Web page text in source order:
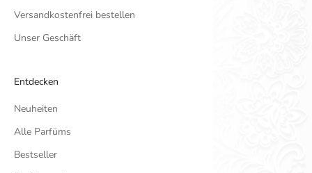
Versandkostenfrei bestellen
Unser Geschäft
Entdecken
Neuheiten
Alle Parfüms
Bestseller